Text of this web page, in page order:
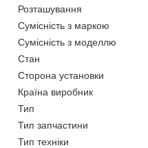
Розташування
Сумісність з маркою
Сумісність з моделлю
Стан
Сторона установки
Країна виробник
Тип
Тип запчастини
Тип техніки